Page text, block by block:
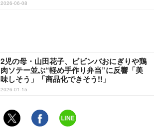
2026-06-08
2児の母・山田花子、ビビンバおにぎりや鶏
肉ソテー並ぶ“軽め手作り弁当”に反響「美
味しそう」「商品化できそう!!」
2026-01-15